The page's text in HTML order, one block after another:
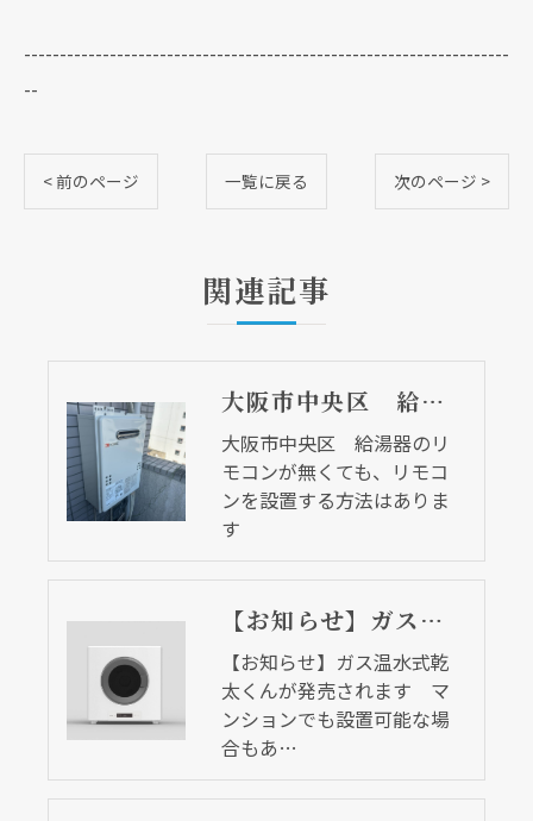
--------------------------------------------------------------------
--
< 前のページ 一覧に戻る 次のページ >
関連記事
大阪市中央区 給湯器のリモコンが無くても、リモコンを設置する方法はあります
大阪市中央区 給湯器のリ
モコンが無くても、リモコ
ンを設置する方法はありま
す
【お知らせ】ガス温水式乾太くんが発売されます マンションでも設置可能な場合もあります
【お知らせ】ガス温水式乾
太くんが発売されます マ
ンションでも設置可能な場
合もあ…